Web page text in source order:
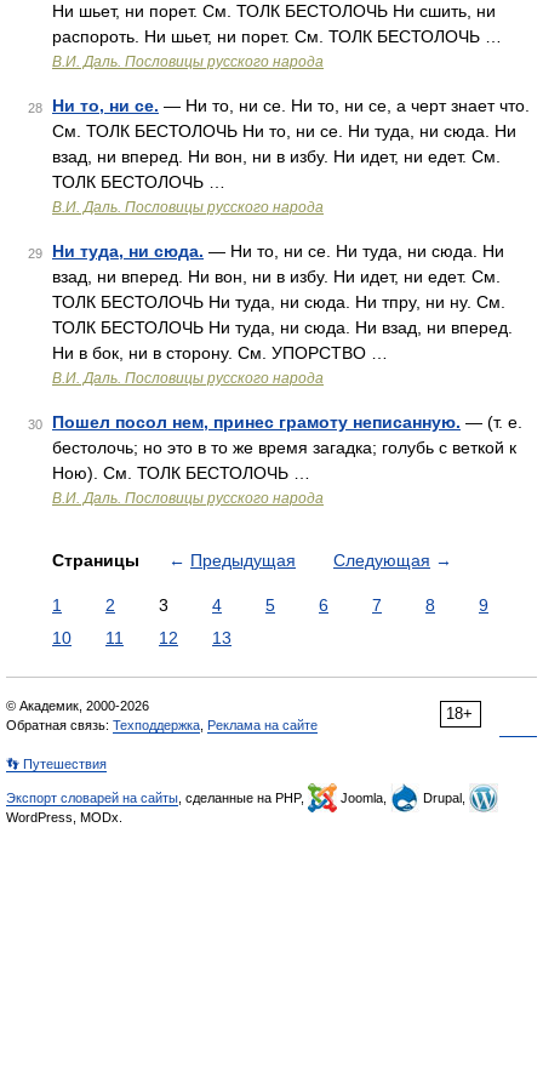
Ни шьет, ни порет. См. ТОЛК БЕСТОЛОЧЬ Ни сшить, ни
распороть. Ни шьет, ни порет. См. ТОЛК БЕСТОЛОЧЬ …
В.И. Даль. Пословицы русского народа
28 Ни то, ни се. — Ни то, ни се. Ни то, ни се, а черт знает что.
См. ТОЛК БЕСТОЛОЧЬ Ни то, ни се. Ни туда, ни сюда. Ни
взад, ни вперед. Ни вон, ни в избу. Ни идет, ни едет. См.
ТОЛК БЕСТОЛОЧЬ …
В.И. Даль. Пословицы русского народа
29 Ни туда, ни сюда. — Ни то, ни се. Ни туда, ни сюда. Ни
взад, ни вперед. Ни вон, ни в избу. Ни идет, ни едет. См.
ТОЛК БЕСТОЛОЧЬ Ни туда, ни сюда. Ни тпру, ни ну. См.
ТОЛК БЕСТОЛОЧЬ Ни туда, ни сюда. Ни взад, ни вперед.
Ни в бок, ни в сторону. См. УПОРСТВО …
В.И. Даль. Пословицы русского народа
30 Пошел посол нем, принес грамоту неписанную. — (т. е.
бестолочь; но это в то же время загадка; голубь с веткой к
Ною). См. ТОЛК БЕСТОЛОЧЬ …
В.И. Даль. Пословицы русского народа
Страницы ← Предыдущая Следующая →
1 2 3 4 5 6 7 8
9
10
11 12 13
18+
© Академик, 2000-2026
Обратная связь: Техподдержка Реклама на сайте
👣 Путешествия
Экспорт словарей на сайты , сделанные на PHP, Joomla,
Drupal,
WordPress, MODx.